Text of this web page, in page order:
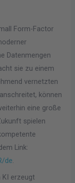
Form-Factor
Datenmengen
sie zu einem
vernetzten
können
eine große
spielen
Link:
de
KI erzeugt